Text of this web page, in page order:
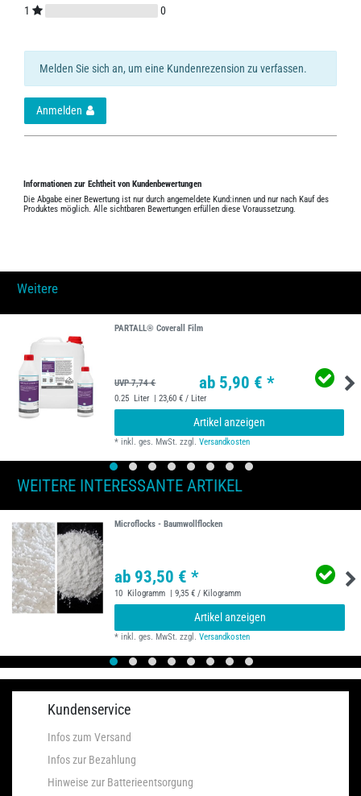
1 0
Melden Sie sich an, um eine Kundenrezension zu verfassen.
Anmelden
Informationen zur Echtheit von Kundenbewertungen
Die Abgabe einer Bewertung ist nur durch angemeldete Kund:innen und nur nach Kauf des
Produktes möglich. Alle sichtbaren Bewertungen erfüllen diese Voraussetzung.
Weitere
PARTALL® Coverall Film
UVP 7,74 € ab 5,90 € *
0.25 Liter | 23,60 € / Liter
Artikel anzeigen
*inkl. ges. MwSt. zzgl.Versandkosten
WEITERE INTERESSANTE ARTIKEL
Microflocks - Baumwollflocken
ab 93,50 € *
10 Kilogramm | 9,35 € / Kilogramm
Artikel anzeigen
*inkl. ges. MwSt. zzgl.Versandkosten
Kundenservice
Infos zum Versand
Infos zur Bezahlung
Hinweise zur Batterieentsorgung